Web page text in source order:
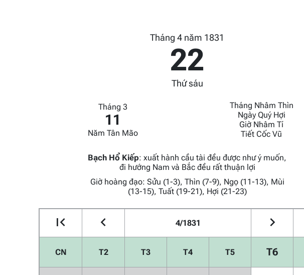
Tháng 4 năm 1831
22
Thứ sáu
Tháng 3
11
Năm Tân Mão
Tháng Nhâm Thìn
Ngày Quý Hợi
Giờ Nhâm Tí
Tiết Cốc Vũ
Bạch Hổ Kiếp: xuất hành cầu tài đều được như ý muốn,
đi hướng Nam và Bắc đều rất thuận lợi
Giờ hoàng đạo: Sửu (1-3), Thìn (7-9), Ngọ (11-13), Mùi
(13-15), Tuất (19-21), Hợi (21-23)
4/1831
CN T2 T3 T4 T5 T6